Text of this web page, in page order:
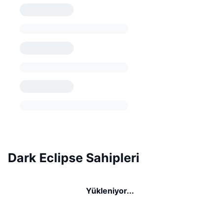
Dark Eclipse Sahipleri
Yükleniyor...